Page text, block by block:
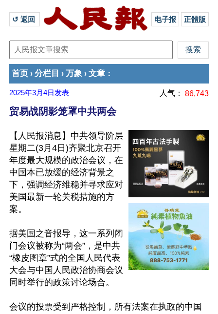
↺ 返回 电子报 正體版
首页 › 分栏目 › 万象 › 文章 ：
2025年3月4日 发表 人气： 86,743
贸易战阴影笼罩中共两会
【人民报消息】中共领导阶层
星期二(3月4日)齐聚北京召开
年度最大规模的政治会议，在
中国本已放缓的经济背景之
下，强调经济维稳并寻求应对
美国最新一轮关税措施的方
案。
据美国之音报导，这一系列闭
门会议被称为“两会”，是中共
“橡皮图章”式的全国人民代表
大会与中国人民政治协商会议
同时举行的政策讨论场合。
会议的投票受到严格控制，所有法案在执政的中国